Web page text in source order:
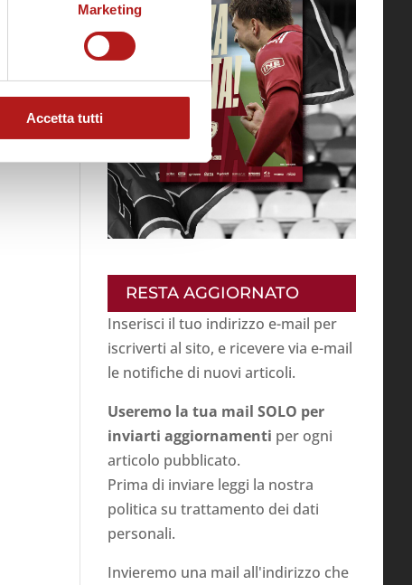
Marketing
Accetta tutti
RESTA AGGIORNATO
Inserisci il tuo indirizzo e-mail per
iscriverti al sito, e ricevere via e-mail
le notifiche di nuovi articoli.
Useremo la tua mail SOLO per
inviarti aggiornamenti per ogni
articolo pubblicato.
Prima di inviare leggi la nostra
politica su trattamento dei dati
personali.
Invieremo una mail all'indirizzo che